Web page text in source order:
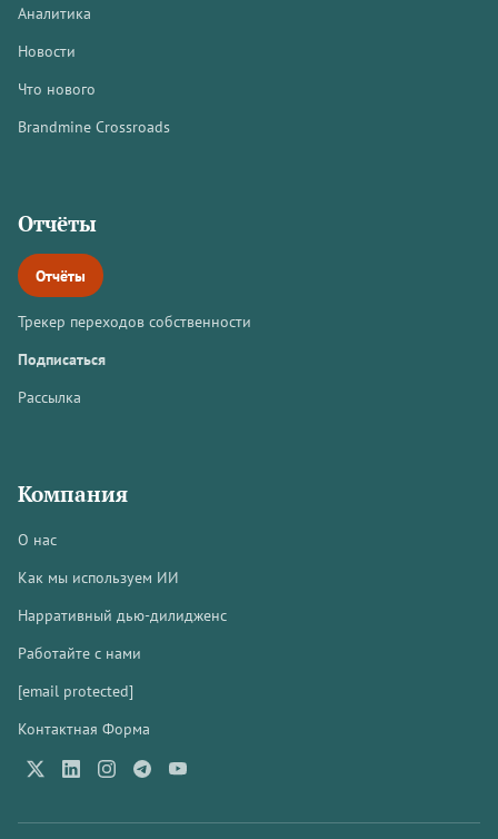
Аналитика
Новости
Что нового
Brandmine Crossroads
Отчёты
Отчёты
Трекер переходов собственности
Подписаться
Рассылка
Компания
О нас
Как мы используем ИИ
Нарративный дью-дилидженс
Работайте с нами
[email protected]
Контактная Форма